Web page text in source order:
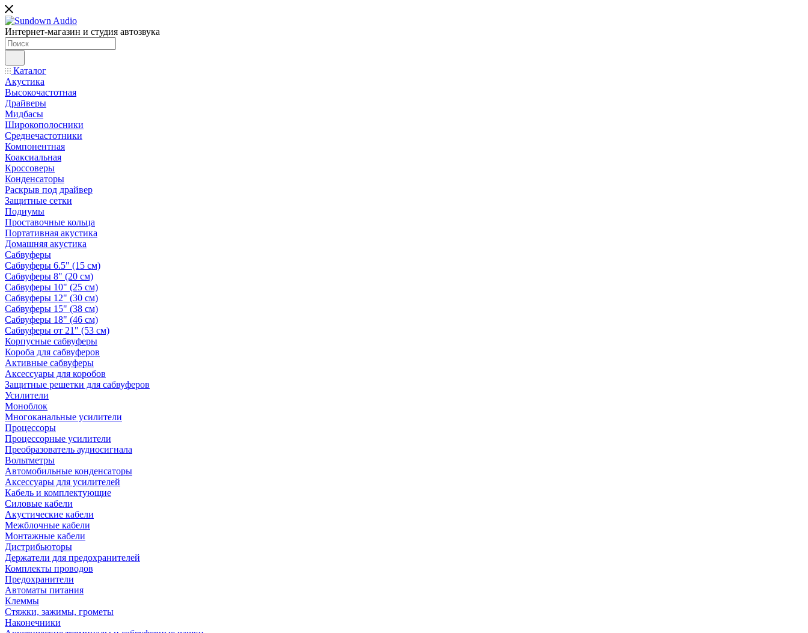
Интернет-магазин и студия автозвука
Каталог
Акустика
Высокочастотная
Драйверы
Мидбасы
Широкополосники
Среднечастотники
Компонентная
Коаксиальная
Кроссоверы
Конденсаторы
Раскрыв под драйвер
Защитные сетки
Подиумы
Проставочные кольца
Портативная акустика
Домашняя акустика
Сабвуферы
Сабвуферы 6.5" (15 см)
Сабвуферы 8" (20 см)
Сабвуферы 10" (25 см)
Сабвуферы 12" (30 см)
Сабвуферы 15" (38 см)
Сабвуферы 18" (46 см)
Сабвуферы от 21" (53 см)
Корпусные сабвуферы
Короба для сабвуферов
Активные сабвуферы
Аксессуары для коробов
Защитные решетки для сабвуферов
Усилители
Моноблок
Многоканальные усилители
Процессоры
Процессорные усилители
Преобразователь аудиосигнала
Вольтметры
Автомобильные конденсаторы
Аксессуары для усилителей
Кабель и комплектующие
Силовые кабели
Акустические кабели
Межблочные кабели
Монтажные кабели
Дистрибьюторы
Держатели для предохранителей
Комплекты проводов
Предохранители
Автоматы питания
Клеммы
Стяжки, зажимы, грометы
Наконечники